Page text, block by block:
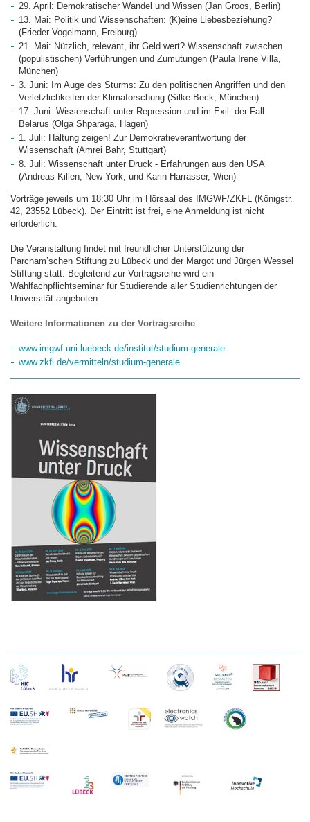
29. April: Demokratischer Wandel und Wissen (Jan Groos, Berlin)
13. Mai: Politik und Wissenschaften: (K)eine Liebesbeziehung?
(Frieder Vogelmann, Freiburg)
21. Mai: Nützlich, relevant, ihr Geld wert? Wissenschaft zwischen
(populistischen) Verführungen und Zumutungen (Paula Irene Villa,
München)
3. Juni: Im Auge des Sturms: Zu den politischen Angriffen und den
Verletzlichkeiten der Klimaforschung (Silke Beck, München)
17. Juni: Wissenschaft unter Repression und im Exil: der Fall
Belarus (Olga Shparaga, Hagen)
1. Juli: Haltung zeigen! Zur Demokratieverantwortung der
Wissenschaft (Amrei Bahr, Stuttgart)
8. Juli: Wissenschaft unter Druck - Erfahrungen aus den USA
(Andreas Killen, New York, und Karin Harrasser, Wien)
Vorträge jeweils um 18:30 Uhr im Hörsaal des IMGWF/ZKFL (Königstr.
42, 23552 Lübeck). Der Eintritt ist frei, eine Anmeldung ist nicht
erforderlich.
Die Veranstaltung findet mit freundlicher Unterstützung der
Parcham’schen Stiftung zu Lübeck und der Margot und Jürgen Wessel
Stiftung statt. Begleitend zur Vortragsreihe wird ein
Wahlfachpflichtseminar für Studierende aller Studienrichtungen der
Universität angeboten.
Weitere Informationen zu der Vortragsreihe:
www.imgwf.uni-luebeck.de/institut/studium-generale
www.zkfl.de/vermitteln/studium-generale